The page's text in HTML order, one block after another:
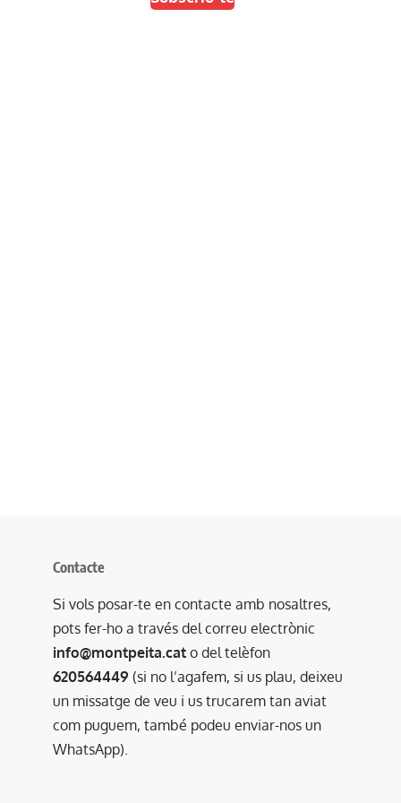
Contacte
Si vols posar-te en contacte amb nosaltres,
pots fer-ho a través del correu electrònic
info@montpeita.cat o del telèfon
620564449 (si no l’agafem, si us plau, deixeu
un missatge de veu i us trucarem tan aviat
com puguem, també podeu enviar-nos un
WhatsApp).